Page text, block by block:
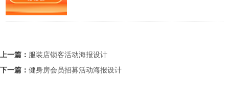
上一篇： 服装店锁客活动海报设计
下一篇： 健身房会员招募活动海报设计